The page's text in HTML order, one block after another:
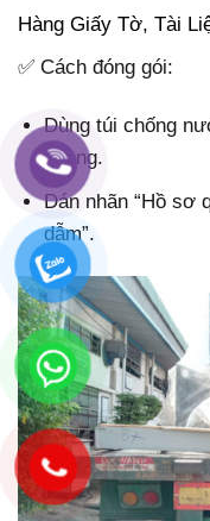
Hàng Giấy Tờ, Tài
✅ Cách đóng gói:
Dùng túi chống
phong.
Dán nhãn “Hồ sơ
dẫm”.